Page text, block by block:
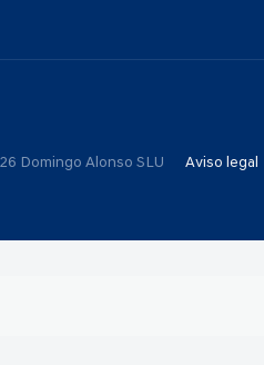
Domingo Alonso SLU Aviso legal